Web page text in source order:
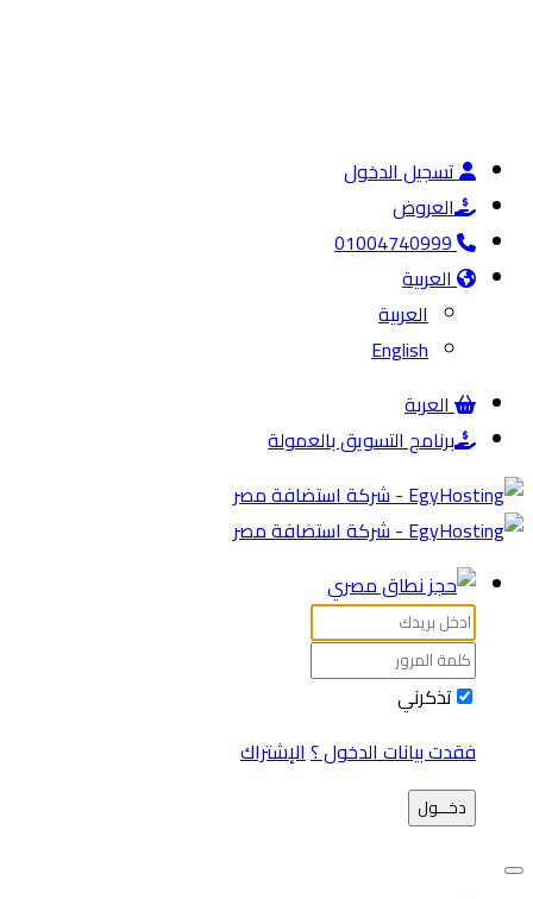
تسجيل الدخول
العروض
01004740999
العربية
العربية
English
العربة
برنامج التسويق بالعمولة
تذكرني
فقدت بيانات الدخول ؟الإشتراك
دخـــول